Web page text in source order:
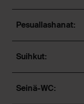
Pesuallashanat:
Suihkut:
Seinä-WC: